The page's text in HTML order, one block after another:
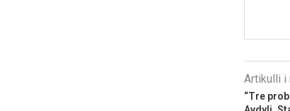
Artikulli i
“Tre